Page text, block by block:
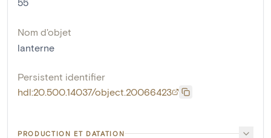
Nom d'objet
lanterne
Persistent identifier
hdl:20.500.14037/object.20066423
PRODUCTION ET DATATION